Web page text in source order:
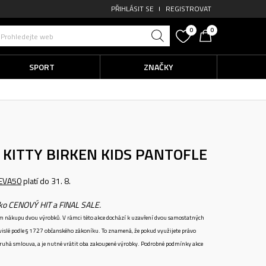
PŘIHLÁSIT SE REGISTROVAT
Prohledejte web
0 0
SPORT ZNAČKY
BIRKEN KIDS PANTOFLE
platí do 31. 8.
HIT a FINAL SALE.
nákupu dvou výrobků. V rámci této akce dochází k uzavření dvou samostatných
podle § 1727 občanského zákoníku. To znamená, že pokud využijete právo
smlouva, a je nutné vrátit oba zakoupené výrobky. Podrobné podmínky akce